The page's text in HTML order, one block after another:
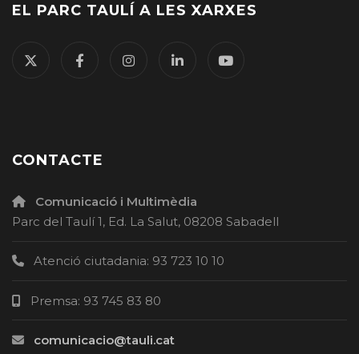
EL PARC TAULÍ A LES XARXES
CONTACTE
Comunicació i Multimèdia
Parc del Taulí 1, Ed. La Salut, 08208 Sabadell
Atenció ciutadania: 93 723 10 10
Premsa: 93 745 83 80
comunicacio@tauli.cat